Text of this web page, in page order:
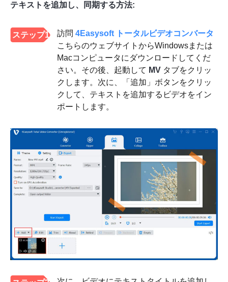
テキストを追加し、同期する方法:
ステップ1 訪問 4Easysoft トータルビデオコンバータ
こちらのウェブサイトからWindowsまたは
Macコンピュータにダウンロードしてくだ
さい。その後、起動して MV タブをクリッ
クします。次に、「追加」ボタンをクリッ
クして、テキストを追加するビデオをイン
ポートします。